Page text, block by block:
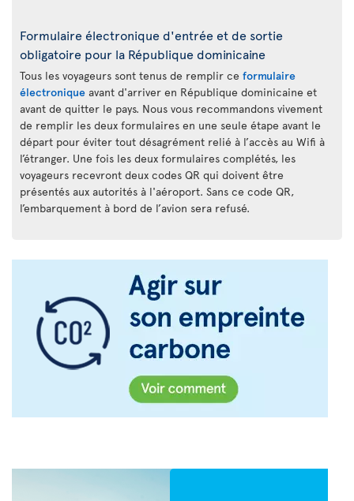
Formulaire électronique d'entrée et de sortie
obligatoire pour la République dominicaine
Tous les voyageurs sont tenus de remplir ce formulaire
électronique avant d'arriver en République dominicaine et
avant de quitter le pays. Nous vous recommandons vivement
de remplir les deux formulaires en une seule étape avant le
départ pour éviter tout désagrément relié à l’accès au Wifi à
l’étranger. Une fois les deux formulaires complétés, les
voyageurs recevront deux codes QR qui doivent être
présentés aux autorités à l'aéroport. Sans ce code QR,
l’embarquement à bord de l’avion sera refusé.